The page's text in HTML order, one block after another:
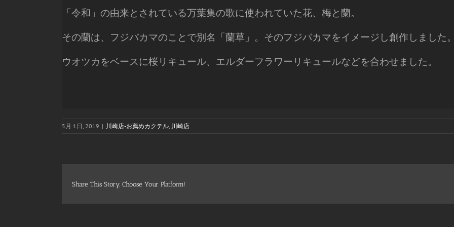
「令和」の由来とされている万葉集の歌に使われていた花、梅と蘭。
その蘭は、フジバカマのことで別名「蘭草」。そのフジバカマをイメージし創作しました。
ウオツカをベースに桜リキュール、エルダーフラワーリキュールなどを合わせました。
5月 1日, 2019 | 川崎店-お薦めカクテル 川崎店
Share This Story, Choose Your Platform!